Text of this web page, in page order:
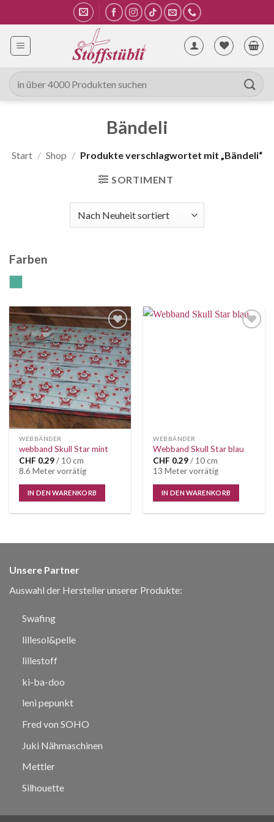
Inhalt
springen
Suche
nach:
Bändeli
Start / Shop / Produkte verschlagwortet mit „Bändeli“
SORTIMENT
Farben
Auf die
Wunschliste
WEBBÄNDER
webband Skull Star mint
CHF 0.29/ 10 cm
8.6 Meter vorrätig
IN DEN WARENKORB
WEBBÄNDER
Webband Skull Star blau
CHF 0.29/ 10 cm
13 Meter vorrätig
IN DEN WARENKORB
Unsere Partner
Auswahl der Hersteller unserer Produkte:
Swafing
lillesol&pelle
lillestoff
ki-ba-doo
leni pepunkt
Fred von SOHO
Juki Nähmaschinen
Mettler
Silhouette